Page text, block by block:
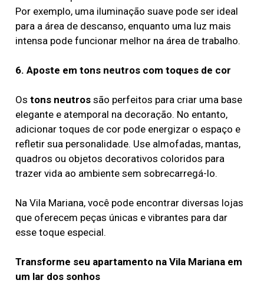
Por exemplo, uma iluminação suave pode ser ideal
para a área de descanso, enquanto uma luz mais
intensa pode funcionar melhor na área de trabalho.
6. Aposte em tons neutros com toques de cor
Os tons neutrossão perfeitos para criar uma base
elegante e atemporal na decoração. No entanto,
adicionar toques de cor pode energizar o espaço e
refletir sua personalidade. Use almofadas, mantas,
quadros ou objetos decorativos coloridos para
trazer vida ao ambiente sem sobrecarregá-lo.
Na Vila Mariana, você pode encontrar diversas lojas
que oferecem peças únicas e vibrantes para dar
esse toque especial.
Transforme seu apartamento na Vila Mariana em
um lar dos sonhos